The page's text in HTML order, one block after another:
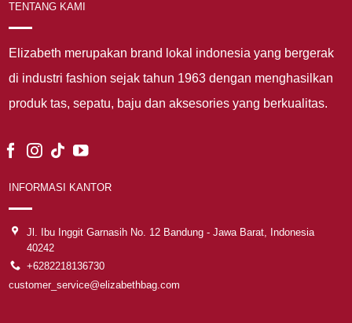
TENTANG KAMI
Elizabeth merupakan brand lokal indonesia yang bergerak
di industri fashion sejak tahun 1963 dengan menghasilkan
produk tas, sepatu, baju dan aksesories yang berkualitas.
INFORMASI KANTOR
Jl. Ibu Inggit Garnasih No. 12 Bandung - Jawa Barat, Indonesia
40242
+6282218136730
customer_service@elizabethbag.com